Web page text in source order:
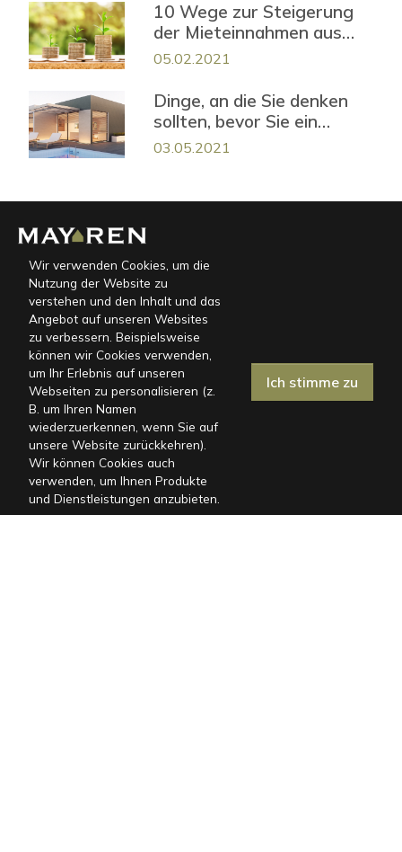
10 Wege zur Steigerung
der Mieteinnahmen aus
Ihrer Ferienimmobilie
05.02.2021
Dinge, an die Sie denken
sollten, bevor Sie ein
Ferienhaus in Kroatien
03.05.2021
Wir verwenden Cookies, um die
Nutzung der Website zu
verstehen und den Inhalt und das
Angebot auf unseren Websites
zu verbessern. Beispielsweise
können wir Cookies verwenden,
um Ihr Erlebnis auf unseren
Webseiten zu personalisieren (z.
B. um Ihren Namen
wiederzuerkennen, wenn Sie auf
unsere Website zurückkehren).
Wir können Cookies auch
verwenden, um Ihnen Produkte
und Dienstleistungen anzubieten.
Ich stimme zu
Mayren ist eine spezialisierte Full-Service-Agentur, die komplette
und professionelle Dienstleistungen für die Instandhaltung und
Vermietung von Immobilien anbietet
CESPED d.o.o.
Marinići 170, HR-51216 Viškovo
miren@mayren.hr
+385 91 767 5098
Ferienhäuser